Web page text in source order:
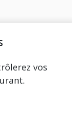
vos